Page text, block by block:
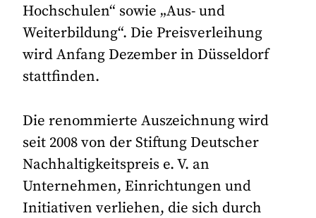
Hochschulen“ sowie „Aus- und
Weiterbildung“. Die Preisverleihung
wird Anfang Dezember in Düsseldorf
stattfinden.
Die renommierte Auszeichnung wird
seit 2008 von der Stiftung Deutscher
Nachhaltigkeitspreis e. V. an
Unternehmen, Einrichtungen und
Initiativen verliehen, die sich durch